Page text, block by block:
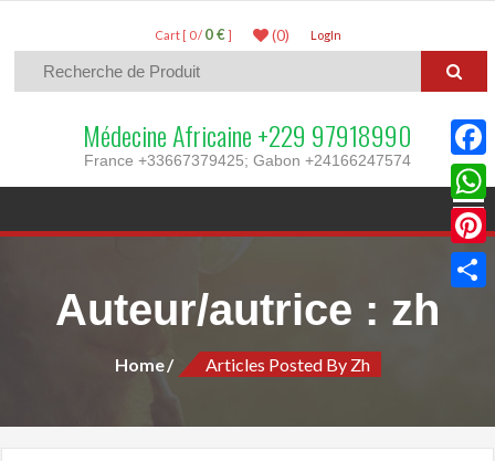
Cart [ 0 / 0 €] (0) LogIn
Médecine Africaine +229 97918990
France +33667379425; Gabon +24166247574
Auteur/autrice : zh
Home Articles Posted By Zh